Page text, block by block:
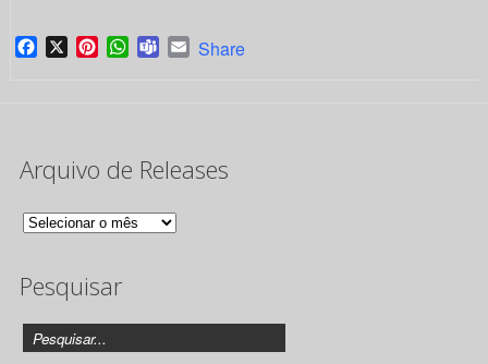
Facebook
X PinterestWhatsApp
TeamsEmail
Share
Arquivo de Releases
Arquivo
Releases
Pesquisar